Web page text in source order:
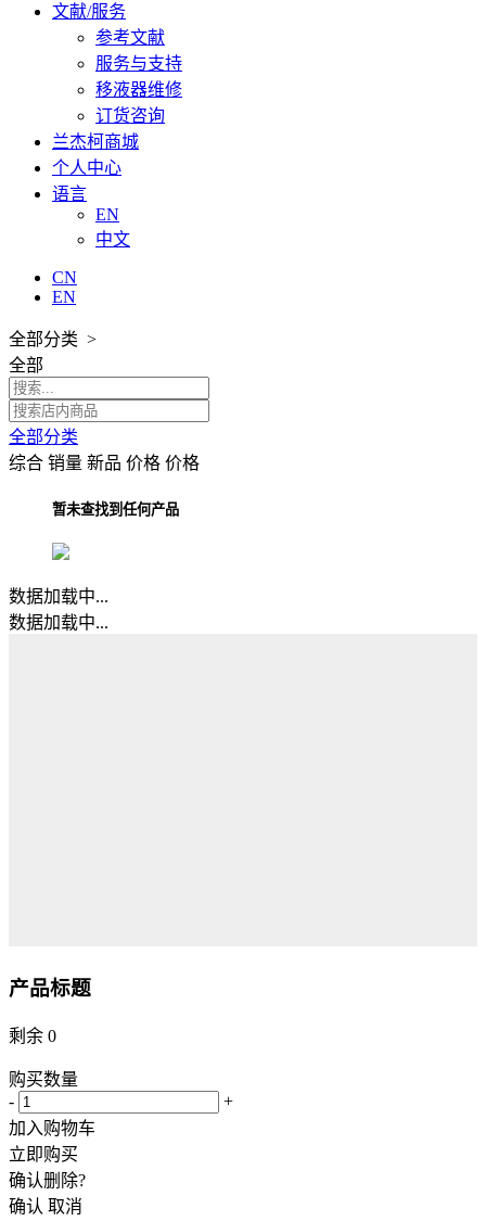
文献/服务
参考文献
服务与支持
移液器维修
订货咨询
兰杰柯商城
个人中心
语言
EN
中文
CN
EN
全部分类 >
全部
全部分类
综合 销量 新品 价格 价格
暂未查找到任何产品
数据加载中...
数据加载中...
产品标题
剩余 0
购买数量
-
+
加入购物车
立即购买
确认删除?
确认 取消